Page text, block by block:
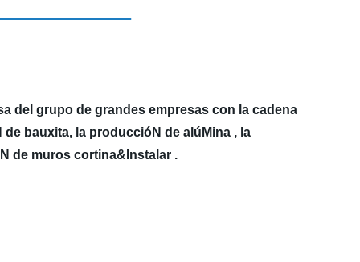
del grupo de grandes empresas con la cadena
bauxita, la produccióN de alúMina , la
de muros cortina&Instalar .